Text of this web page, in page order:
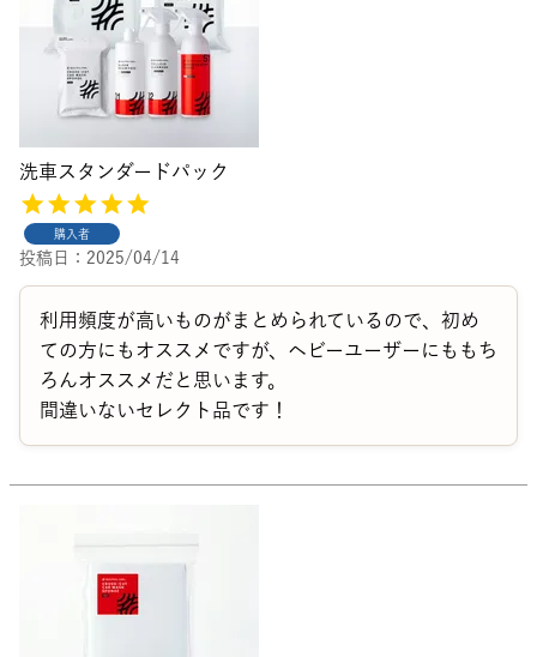
洗車スタンダードパック
購入者
投稿日 2025/04/14
利用頻度が高いものがまとめられているので、初め
ての方にもオススメですが、ヘビーユーザーにももち
ろんオススメだと思います。
間違いないセレクト品です！